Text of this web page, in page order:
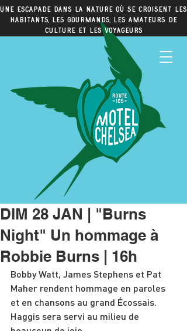
Une escapade dans la nature où se croisent les
habitants, les gourmands, les amateurs de
culture et les voyageurs
DIM 28 JAN | "Burns
Night" Un hommage à
Robbie Burns | 16h
Bobby Watt, James Stephens et Pat
Maher rendent hommage en paroles
et en chansons au grand Écossais.
Haggis sera servi au milieu de